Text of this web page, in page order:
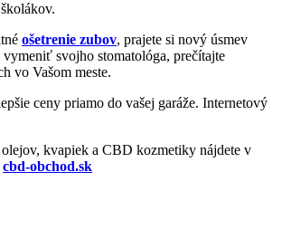
ošetrenie zubov, prajete si nový úsmev
vymeniť svojho stomatológa, prečítajte
vo Vašom meste.
ceny priamo do vašej garáže. Internetový
kvapiek a CBD kozmetiky nájdete v
cbd-obchod.sk